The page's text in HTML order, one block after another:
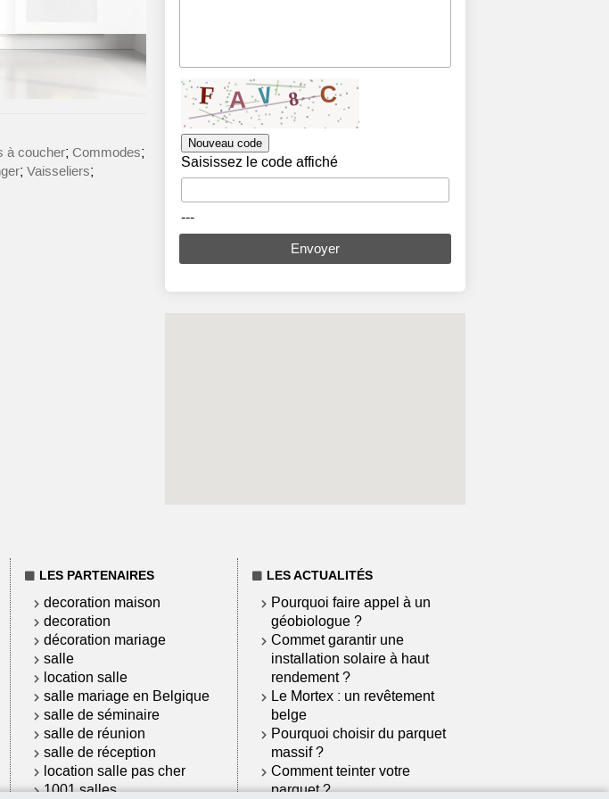
à coucher;Commodes;
;Vaisseliers;
Nouveau code
Saisissez le code affiché
---
Envoyer
LES PARTENAIRES
decoration maison
decoration
décoration mariage
salle
location salle
salle mariage en Belgique
salle de séminaire
salle de réunion
salle de réception
location salle pas cher
1001 salles
LES ACTUALITÉS
Pourquoi faire appel à un
géobiologue ?
Commet garantir une
installation solaire à haut
rendement ?
Le Mortex : un revêtement
belge
Pourquoi choisir du parquet
massif ?
Comment teinter votre
parquet ?